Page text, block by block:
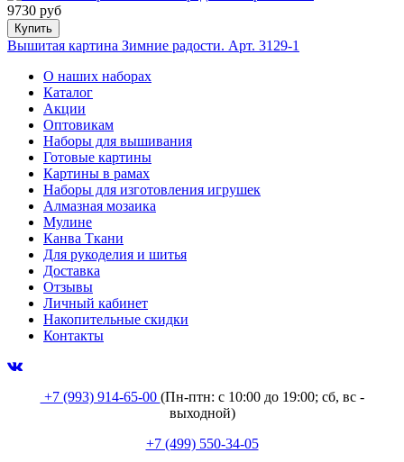
9730 руб
Купить
Вышитая картина Зимние радости. Арт. 3129-1
О наших наборах
Каталог
Акции
Оптовикам
Наборы для вышивания
Готовые картины
Картины в рамах
Наборы для изготовления игрушек
Алмазная мозаика
Мулине
Канва Ткани
Для рукоделия и шитья
Доставка
Отзывы
Личный кабинет
Накопительные скидки
Контакты
+7 (993) 914-65-00 (Пн-птн: с10:00 до 19:00; сб, вс -
выходной)
+7 (499) 550-34-05